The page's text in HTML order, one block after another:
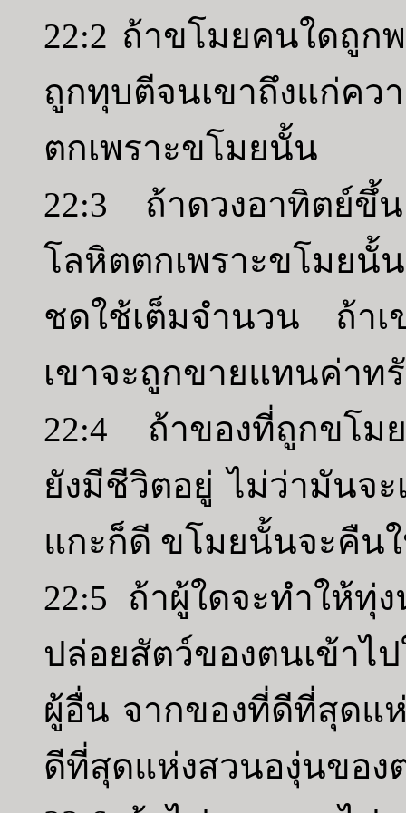
22:2 ถ้าขโมยคนใดถูก
ถูกทุบตีจนเขาถึงแก่คว
ตกเพราะขโมยนั้น
22:3 ถ้าดวงอาทิตย์ขึ้
โลหิตตกเพราะขโมยนั้
ชดใช้เต็มจำนวน ถ้าเ
เขาจะถูกขายแทนค่าท
22:4 ถ้าของที่ถูกขโม
ยังมีชีวิตอยู่ ไม่ว่ามันจ
แกะก็ดี ขโมยนั้นจะคืนใ
22:5 ถ้าผู้ใดจะทำให้ทุ่
ปล่อยสัตว์ของตนเข้าไ
ผู้อื่น จากของที่ดีที่สุดแ
ดีที่สุดแห่งสวนองุ่นของ